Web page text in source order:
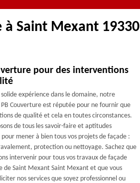
Saint Mexant 19330
pour des interventions
solide expérience dans le domaine, notre
Couverture est réputée pour ne fournir que
de qualité et cela en toutes circonstances.
de tous les savoir-faire et aptitudes
pour mener à bien tous vos projets de façade :
protection ou nettoyage. Sachez que
intervenir pour tous vos travaux de façade
de Saint Mexant Saint Mexant et que vous
nos services que soyez professionnel ou